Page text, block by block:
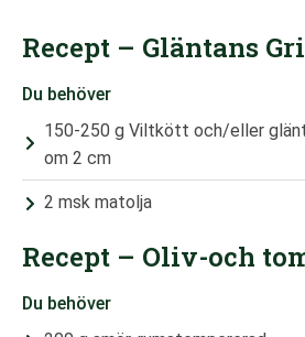
Recept – Gläntans
Du behöver
150-250 g Viltkött och/eller
om 2 cm
2 msk matolja
Recept – Oliv-och
Du behöver